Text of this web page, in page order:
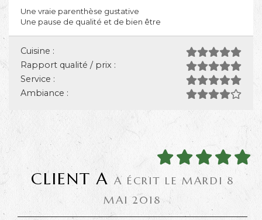
Une vraie parenthèse gustative
Une pause de qualité et de bien être
Cuisine :
Rapport qualité / prix :
Service :
Ambiance :
CLIENT A A ÉCRIT LE MARDI 8
MAI 2018